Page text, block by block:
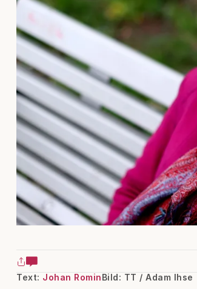
Text: Johan RominBild: TT / Adam Ihse